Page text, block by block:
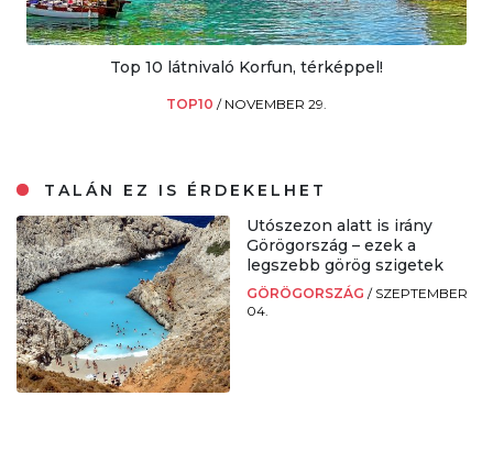
Top 10 látnivaló Korfun, térképpel!
TOP10 / NOVEMBER 29.
TALÁN EZ IS ÉRDEKELHET
Utószezon alatt is irány
Görögország – ezek a
legszebb görög szigetek
GÖRÖGORSZÁG / SZEPTEMBER
04.